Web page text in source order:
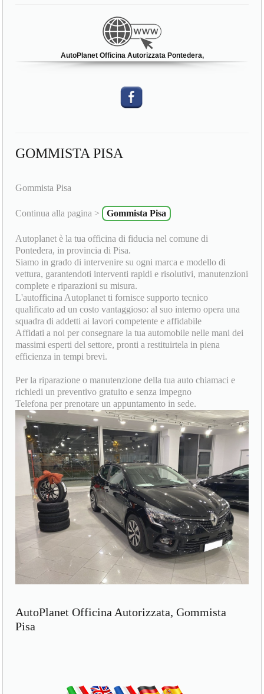
AutoPlanet Officina Autorizzata Pontedera,
GOMMISTA PISA
Gommista Pisa
Continua alla pagina > Gommista Pisa
Autoplanet è la tua officina di fiducia nel comune di
Pontedera, in provincia di Pisa.
Siamo in grado di intervenire su ogni marca e modello di
vettura, garantendoti interventi rapidi e risolutivi, manutenzioni
complete e riparazioni su misura.
L'autofficina Autoplanet ti fornisce supporto tecnico
qualificato ad un costo vantaggioso: al suo interno opera una
squadra di addetti ai lavori competente e affidabile
Affidati a noi per consegnare la tua automobile nelle mani dei
massimi esperti del settore, pronti a restituirtela in piena
efficienza in tempi brevi.
Per la riparazione o manutenzione della tua auto chiamaci e
richiedi un preventivo gratuito e senza impegno
Telefona per prenotare un appuntamento in sede.
AutoPlanet Officina Autorizzata, Gommista
Pisa